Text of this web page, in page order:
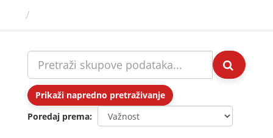
Prikaži napredno pretraživanje
Poredaj prema